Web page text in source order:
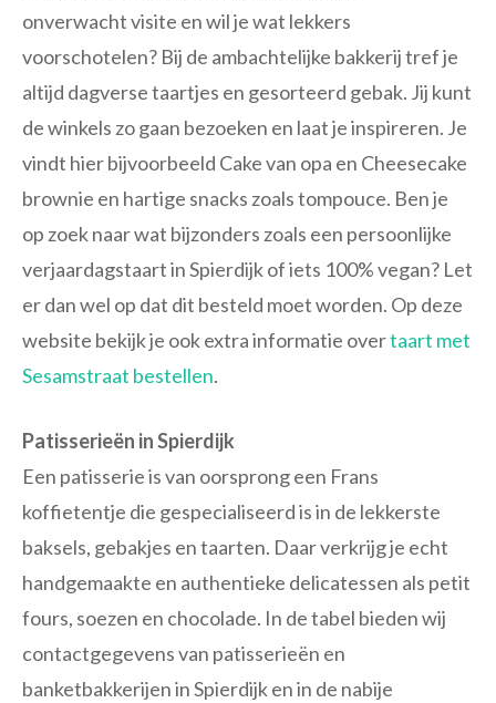
onverwacht visite en wil je wat lekkers
voorschotelen? Bij de ambachtelijke bakkerij tref je
altijd dagverse taartjes en gesorteerd gebak. Jij kunt
de winkels zo gaan bezoeken en laat je inspireren. Je
vindt hier bijvoorbeeld Cake van opa en Cheesecake
brownie en hartige snacks zoals tompouce. Ben je
op zoek naar wat bijzonders zoals een persoonlijke
verjaardagstaart in Spierdijk of iets 100% vegan? Let
er dan wel op dat dit besteld moet worden. Op deze
website bekijk je ook extra informatie overtaart met
Sesamstraat bestellen.
Patisserieën in Spierdijk
Een patisserie is van oorsprong een Frans
koffietentje die gespecialiseerd is in de lekkerste
baksels, gebakjes en taarten. Daar verkrijg je echt
handgemaakte en authentieke delicatessen als petit
fours, soezen en chocolade. In de tabel bieden wij
contactgegevens van patisserieën en
banketbakkerijen in Spierdijk en in de nabije